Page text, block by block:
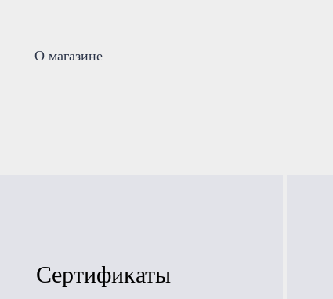
О магазине
Сертификаты